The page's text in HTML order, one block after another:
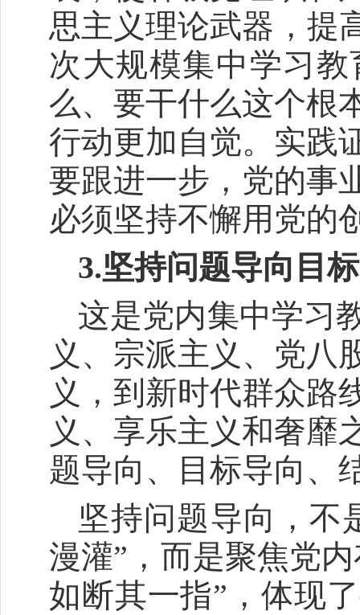
思主义理论武器，提
次大规模集中学习
么、要干什么这个根
行动更加自觉。实践
要跟进一步，党的事
必须坚持不懈用党的
3.坚持问题导向目
这是党内集中学习
义、宗派主义、党八
义，到新时代群众路
义、享乐主义和奢靡
题导向、目标导向、
坚持问题导向，不
漫灌”，而是聚焦党
如断其一指”，体现